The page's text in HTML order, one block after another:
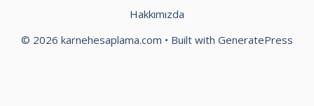
Hakkımızda
© 2026 karnehesaplama.com • Built with GeneratePress